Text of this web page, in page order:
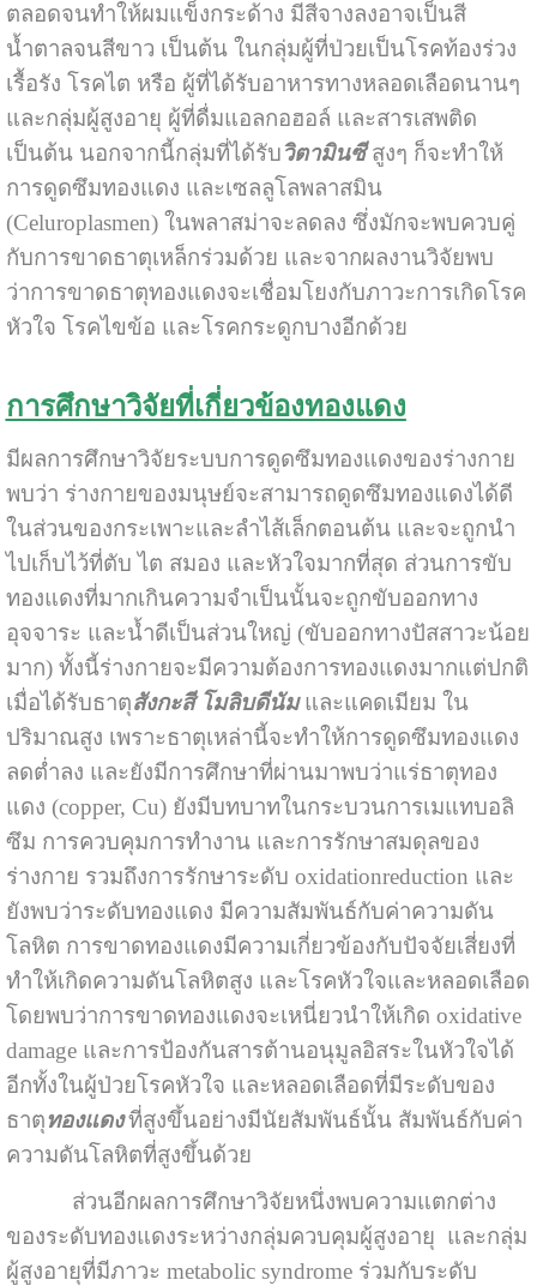
ตลอดจนทำให้ผมแข็งกระด้าง มีสีจางลงอาจเป็นสี
น้ำตาลจนสีขาว เป็นต้น ในกลุ่มผู้ที่ป่วยเป็นโรคท้องร่วง
เรื้อรัง โรคไต หรือ ผู้ที่ได้รับอาหารทางหลอดเลือดนานๆ
และกลุ่มผู้สูงอายุ ผู้ที่ดื่มแอลกอฮอล์ และสารเสพติด
เป็นต้น นอกจากนี้กลุ่มที่ได้รับวิตามินซีสูงๆ ก็จะทำให้
การดูดซึมทองแดง และเซลลูโลพลาสมิน
(Celuroplasmen) ในพลาสม่าจะลดลง ซึ่งมักจะพบควบคู่
กับการขาดธาตุเหล็กร่วมด้วย และจากผลงานวิจัยพบ
ว่าการขาดธาตุทองแดงจะเชื่อมโยงกับภาวะการเกิดโรค
หัวใจ โรคไขข้อ และโรคกระดูกบางอีกด้วย
การศึกษาวิจัยที่เกี่ยวข้องทองแดง
มีผลการศึกษาวิจัยระบบการดูดซึมทองแดงของร่างกาย
พบว่า ร่างกายของมนุษย์จะสามารถดูดซึมทองแดงได้ดี
ในส่วนของกระเพาะและลำไส้เล็กตอนต้น และจะถูกนำ
ไปเก็บไว้ที่ตับ ไต สมอง และหัวใจมากที่สุด ส่วนการขับ
ทองแดงที่มากเกินความจำเป็นนั้นจะถูกขับออกทาง
อุจจาระ และน้ำดีเป็นส่วนใหญ่ (ขับออกทางปัสสาวะน้อย
มาก) ทั้งนี้ร่างกายจะมีความต้องการทองแดงมากแต่ปกติ
เมื่อได้รับธาตุสังกะสี โมลิบดีนัมและแคดเมียม ใน
ปริมาณสูง เพราะธาตุเหล่านี้จะทำให้การดูดซึมทองแดง
ลดต่ำลง และยังมีการศึกษาที่ผ่านมาพบว่าแร่ธาตุทอง
แดง (copper, Cu) ยังมีบทบาทในกระบวนการเมแทบอลิ
ซึม การควบคุมการทำงาน และการรักษาสมดุลของ
ร่างกาย รวมถึงการรักษาระดับ oxidationreduction และ
ยังพบว่าระดับทองแดง มีความสัมพันธ์กับค่าความดัน
โลหิต การขาดทองแดงมีความเกี่ยวข้องกับปัจจัยเสี่ยงที่
ทำให้เกิดความดันโลหิตสูง และโรคหัวใจและหลอดเลือด
โดยพบว่าการขาดทองแดงจะเหนี่ยวนำให้เกิด oxidative
damage และการป้องกันสารต้านอนุมูลอิสระในหัวใจได้
อีกทั้งในผู้ป่วยโรคหัวใจ และหลอดเลือดที่มีระดับของ
ธาตุทองแดง ที่สูงขึ้นอย่างมีนัยสัมพันธ์นั้น สัมพันธ์กับค่า
ความดันโลหิตที่สูงขึ้นด้วย
ส่วนอีกผลการศึกษาวิจัยหนึ่งพบความแตกต่าง
ของระดับทองแดงระหว่างกลุ่มควบคุมผู้สูงอายุ และกลุ่ม
ผู้สูงอายุที่มีภาวะ metabolic syndrome ร่วมกับระดับ